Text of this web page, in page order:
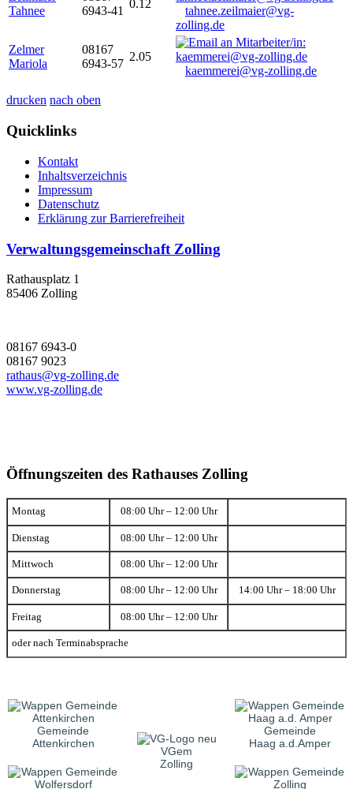
Tahnee
6943-41
0.12
tahnee.zeilmaier@vg-
zolling.de
Zelmer
Mariola
08167
6943-57
2.05
kaemmerei@vg-zolling.de
drucken nach oben
Quicklinks
Kontakt
Inhaltsverzeichnis
Impressum
Datenschutz
Erklärung zur Barrierefreiheit
Verwaltungsgemeinschaft Zolling
Rathausplatz 1
85406 Zolling
08167 6943-0
08167 9023
rathaus@vg-zolling.de
www.vg-zolling.de
Öffnungszeiten des Rathauses Zolling
Montag 08:00 Uhr – 12:00 Uhr
Dienstag 08:00 Uhr – 12:00 Uhr
Mittwoch 08:00 Uhr – 12:00 Uhr
Donnerstag 08:00 Uhr – 12:00 Uhr 14:00 Uhr – 18:00 Uhr
Freitag 08:00 Uhr – 12:00 Uhr
oder nach Terminabsprache
Gemeinde
Attenkirchen
VGem
Zolling
Gemeinde
Haag a.d.Amper